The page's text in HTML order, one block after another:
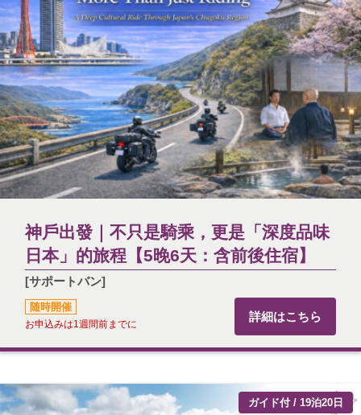
神戶出發｜不只是騎乘，更是「深度品味
日本」的旅程【5晚6天：含前後住宿】
[サポートバン]
随時開催
お申込みは1週間前までに
詳細はこちら
ガイド付 / 19泊20日